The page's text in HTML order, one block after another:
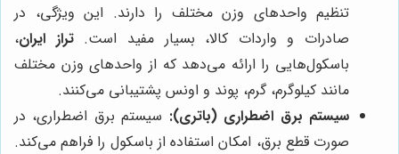
تنظیم واحدهای وزن مختلف را دارند. این ویژگی، در
صادرات و واردات کالا، بسیار مفید است.تراز ایران،
باسکول‌هایی را ارائه می‌دهد که از واحدهای وزن مختلف
مانند کیلوگرم، گرم، پوند و اونس پشتیبانی می‌کنند.
سیستم برق اضطراری (باتری): سیستم برق اضطراری، در
صورت قطع برق، امکان استفاده از باسکول را فراهم می‌کند.